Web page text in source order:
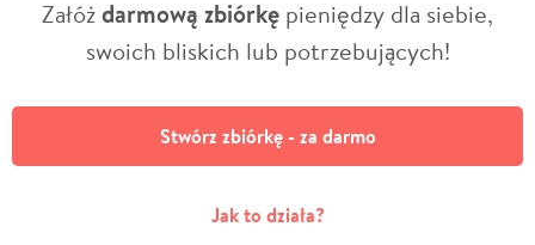
Załóżdarmową zbiórkę pieniędzy dla siebie,
swoich bliskich lub potrzebujących!
Stwórz zbiórkę - za darmo
Jak to działa?